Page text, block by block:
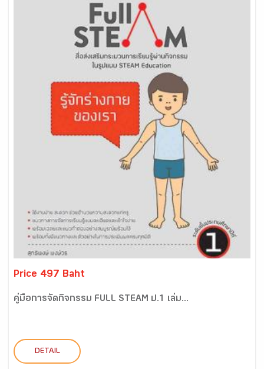
Price 497 Baht
คู่มือการจัดกิจกรรม FULL STEAM ป.1 เล่ม...
DETAIL